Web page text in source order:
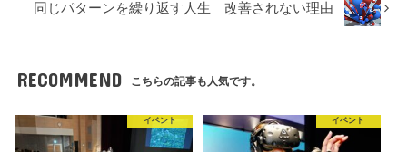
同じパターンを繰り返す人生 改善されない理由
RECOMMEND こちらの記事も人気です。
イベント イベント